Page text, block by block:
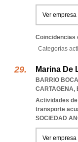
Ver empresa
Coincidencias
Categorías
Marina De
BARRIO
CARTAGENA,
Actividades
transporte
SOCIEDAD
Ver empresa